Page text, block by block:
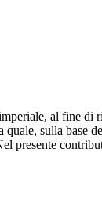
al fine
sulla base
presente